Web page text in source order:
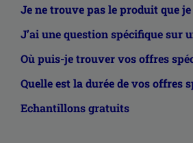
Je ne trouve pas le produit que
J’ai une question spécifique sur
Où puis-je trouver vos offres
Quelle est la durée de vos offres
Echantillons gratuits